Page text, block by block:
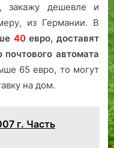
закажу дешевле и
из Германии. В
40евро, доставят
почтового автомата
65 евро, то могут
на дом.
г. Часть